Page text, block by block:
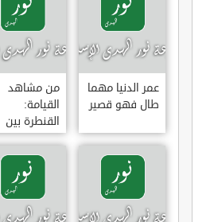
عمر الدنيا مهما
طال فهو قصير
من مشاهد
القيامة:
القنطرة بين
الجنة والنار